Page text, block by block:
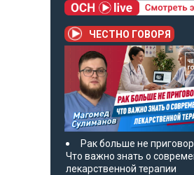
ЧЕСТНО ГОВОРЯ
Рак больше не
Что важно знать о
лекарственной терапии